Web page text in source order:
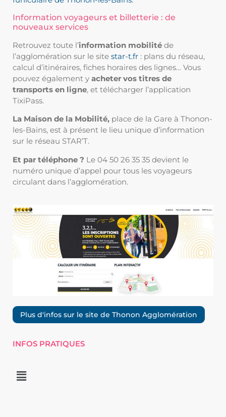
Information voyageurs et billetterie : de
nouveaux services
Retrouvez toute l’information mobilité de
l’agglomération sur le site star-t.fr : plans du réseau,
calcul d’itinéraires, fiches horaires des lignes… Vous
pouvez également y acheter vos titres de
transports en ligne, et télécharger l’application
TixiPass.
La Maison de la Mobilité, place de la Gare à Thonon-
les-Bains, est à présent le lieu unique d’information
sur le réseau STAR’T.
Et par téléphone ? Le 04 50 26 35 35 devient le
numéro unique d’appel pour tous les voyageurs
circulant dans l’agglomération.
Plus d'infos sur le site de Thonon Agglomération
INFOS PRATIQUES